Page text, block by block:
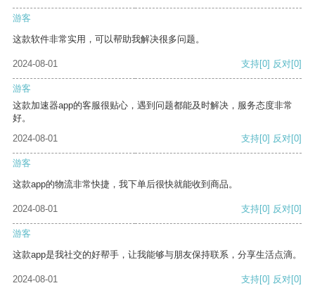
游客
这款软件非常实用，可以帮助我解决很多问题。
2024-08-01 支持[0] 反对[0]
游客
这款加速器app的客服很贴心，遇到问题都能及时解决，服务态度非常
好。
2024-08-01
支持[0] 反对[0]
游客
这款app的物流非常快捷，我下单后很快就能收到商品。
2024-08-01 支持[0] 反对[0]
游客
这款app是我社交的好帮手，让我能够与朋友保持联系，分享生活点滴。
2024-08-01 支持[0] 反对[0]